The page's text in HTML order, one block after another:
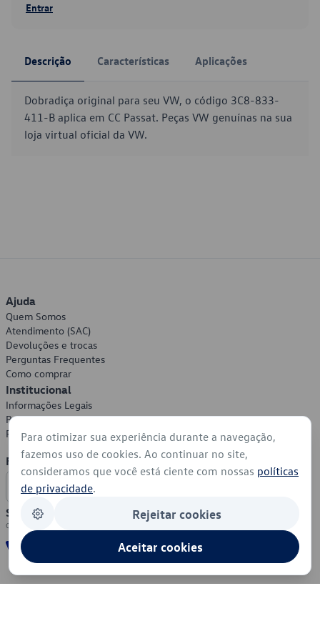
Entrar
Descrição Características Aplicações
Dobradiça original para seu VW, o código 3C8-833-
411-B aplica em CC Passat. Peças VW genuínas na sua
loja virtual oficial da VW.
Ajuda
Quem Somos
Atendimento (SAC)
Devoluções e trocas
Perguntas Frequentes
Como comprar
Institucional
Informações Legais
Política de Privacidade
Política de Cookies
Formas de Pagamento
Segurança
Para otimizar sua experiência durante a navegação,
fazemos uso de cookies. Ao continuar no site,
consideramos que você está ciente com nossas políticas
de privacidade.
Rejeitar cookies
Aceitar cookies